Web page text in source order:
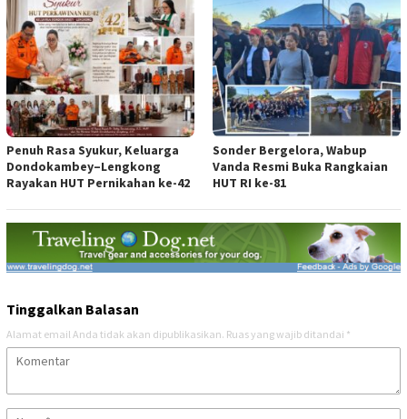
Penuh Rasa Syukur, Keluarga
Dondokambey–Lengkong
Rayakan HUT Pernikahan ke-42
Sonder Bergelora, Wabup
Vanda Resmi Buka Rangkaian
HUT RI ke-81
Tinggalkan Balasan
Alamat email Anda tidak akan dipublikasikan. Ruas yang wajib ditandai *